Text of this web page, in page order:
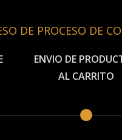
DE PROCESO DE
ENVIO DE
AL CARRITO